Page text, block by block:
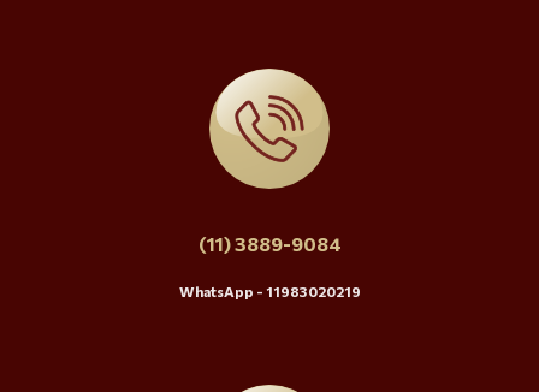
(11) 3889-9084
WhatsApp - 11983020219